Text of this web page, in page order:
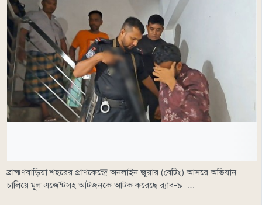
ব্রাহ্মণবাড়িয়া শহরের প্রাণকেন্দ্রে অনলাইন জুয়ার (বেটিং) আসরে অভিযান
চালিয়ে মূল এজেন্টসহ আটজনকে আটক করেছে র‌্যাব-৯।…